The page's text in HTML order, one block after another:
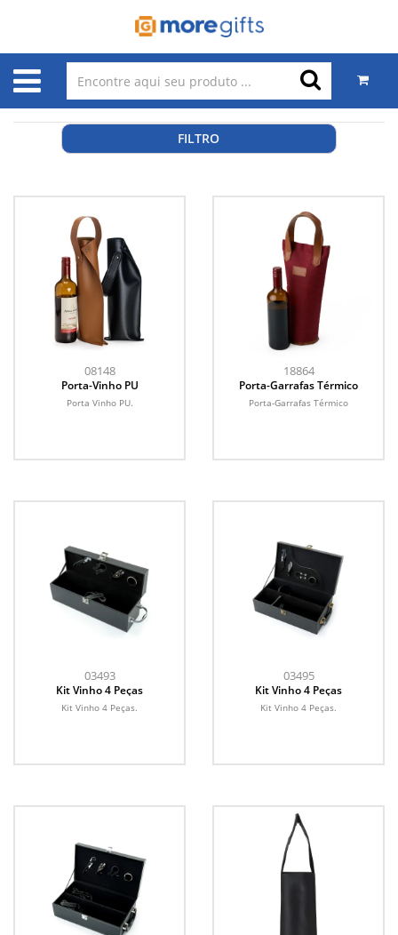
FILTRO
08148
Porta-Vinho PU
Porta Vinho PU.
18864
Porta-Garrafas Térmico
Porta-Garrafas Térmico
03493
Kit Vinho 4 Peças
Kit Vinho 4 Peças.
03495
Kit Vinho 4 Peças
Kit Vinho 4 Peças.